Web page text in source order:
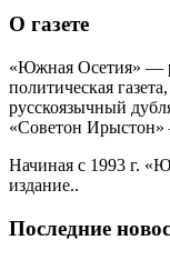
О газете
«Южная Осетия» —
политическая
русскоязычный
«Советон Ирыстон»
Начиная с 1993 г.
издание..
Последние